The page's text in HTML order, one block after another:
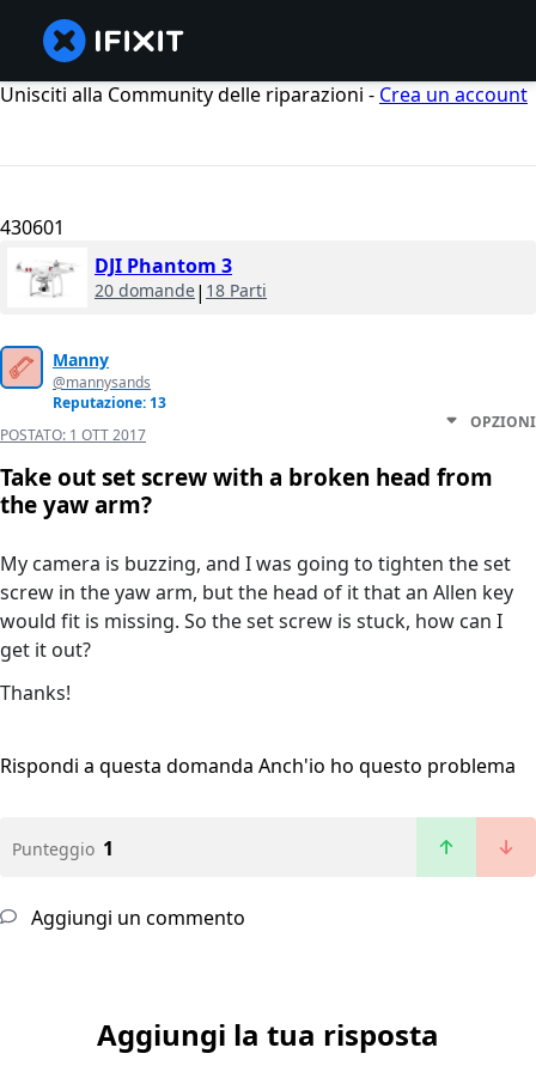
Unisciti alla Community delle riparazioni - Crea un account
430601
DJI Phantom 3
20 domande| 18 Parti
Manny
@mannysands
Reputazione: 13
POSTATO: 1 OTT 2017
OPZIONI
Take out set screw with a broken head from
the yaw arm?
My camera is buzzing, and I was going to tighten the set
screw in the yaw arm, but the head of it that an Allen key
would fit is missing. So the set screw is stuck, how can I
get it out?
Thanks!
Rispondi a questa domanda Anch'io ho questo problema
Punteggio 1
Aggiungi un commento
Aggiungi la tua risposta